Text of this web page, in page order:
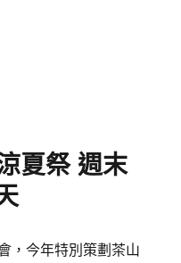
夏祭 週末
今年特別策劃茶山